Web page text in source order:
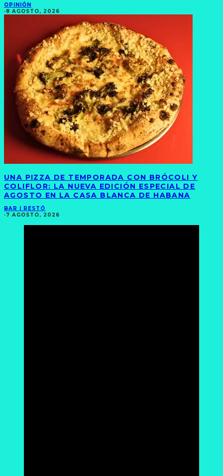
OPINIÓN
·8 AGOSTO, 2026
UNA PIZZA DE TEMPORADA CON BRÓCOLI Y
COLIFLOR: LA NUEVA EDICIÓN ESPECIAL DE
AGOSTO EN LA CASA BLANCA DE HABANA
BAR | RESTÓ
·7 AGOSTO, 2026